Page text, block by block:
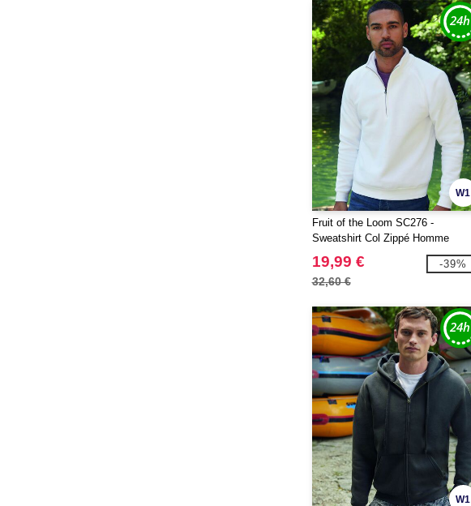
W1
Fruit of the Loom SC276 -
Sweatshirt Col Zippé Homme
Premium
19,99 €
32,60 €
-39%
W1